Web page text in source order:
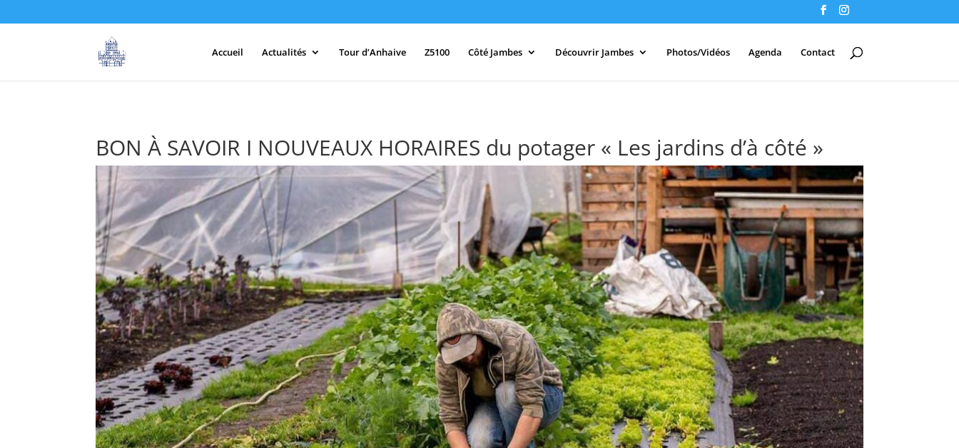
Accueil Actualités Tour d’Anhaive Z5100 Côté Jambes Découvrir Jambes Photos/Vidéos Agenda Contact
BON À SAVOIR I NOUVEAUX HORAIRES du potager « Les jardins d’à côté »